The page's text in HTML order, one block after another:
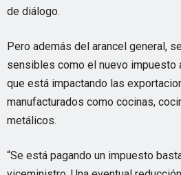
de diálogo.
Pero además del arancel general,
sensibles como el nuevo impuesto
que está impactando las
manufacturados como cocinas,
metálicos.
“Se está pagando un impuesto